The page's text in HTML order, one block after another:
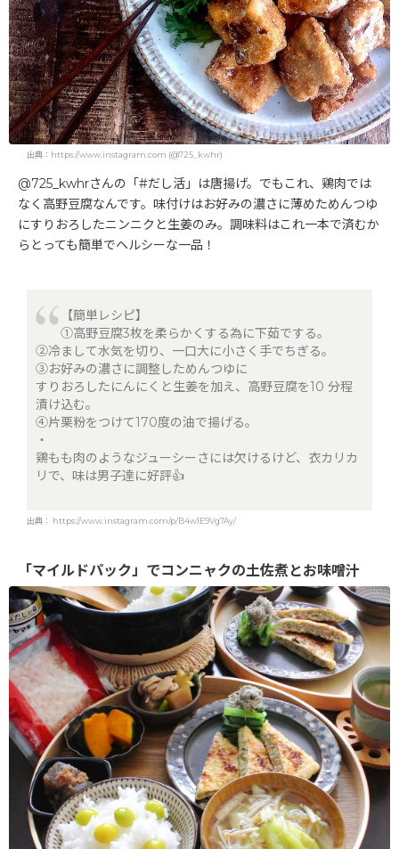
出典：https://www.instagram.com (@725_kwhr)
@725_kwhrさんの「#だし活」は唐揚げ。でもこれ、鶏肉では
なく高野豆腐なんです。味付けはお好みの濃さに薄めためんつゆ
にすりおろしたニンニクと生姜のみ。調味料はこれ一本で済むか
らとっても簡単でヘルシーな一品！
【簡単レシピ】
①高野豆腐3枚を柔らかくする為に下茹でする。
②冷まして水気を切り、一口大に小さく手でちぎる。
③お好みの濃さに調整しためんつゆに
すりおろしたにんにくと生姜を加え、高野豆腐を10 分程
漬け込む。
④片栗粉をつけて170度の油で揚げる。
・
鶏もも肉のようなジューシーさには欠けるけど、衣カリカ
リで、味は男子達に好評👍
出典： https://www.instagram.com/p/B4w1E9Vg7Ay/
「マイルドパック」でコンニャクの土佐煮とお味噌汁